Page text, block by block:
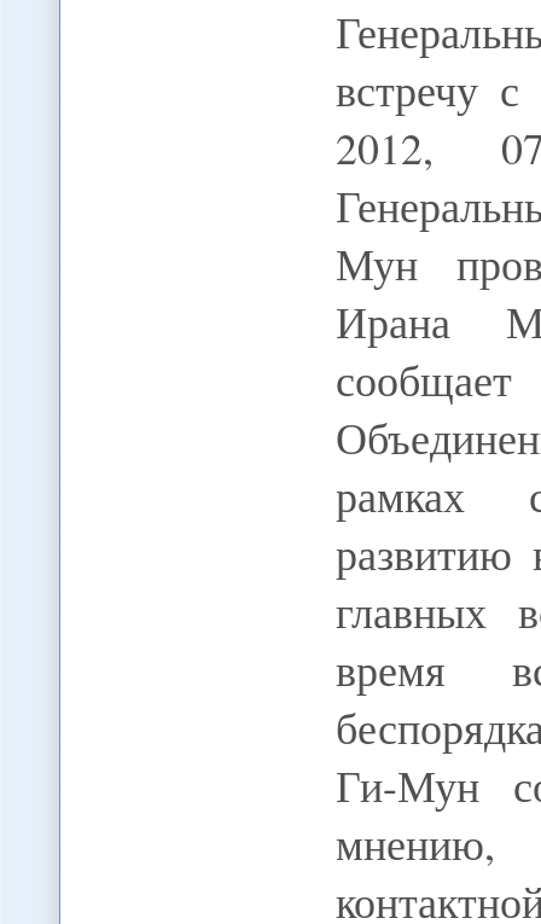
встречу
2012,
Мун
Ирана
рамках
главных
время
Ги-Мун